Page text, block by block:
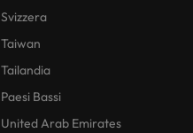
Svizzera
Taiwan
Tailandia
Paesi Bassi
United Arab Emirates